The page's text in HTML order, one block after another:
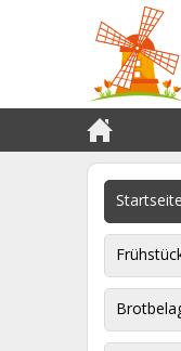
Startseite